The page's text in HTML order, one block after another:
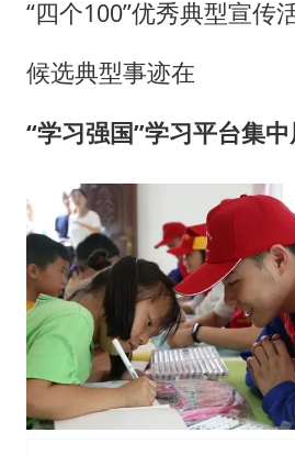
女主硬加
“四个100”优秀典型宣传
候选典型事迹在
“学习强国”学习平台集